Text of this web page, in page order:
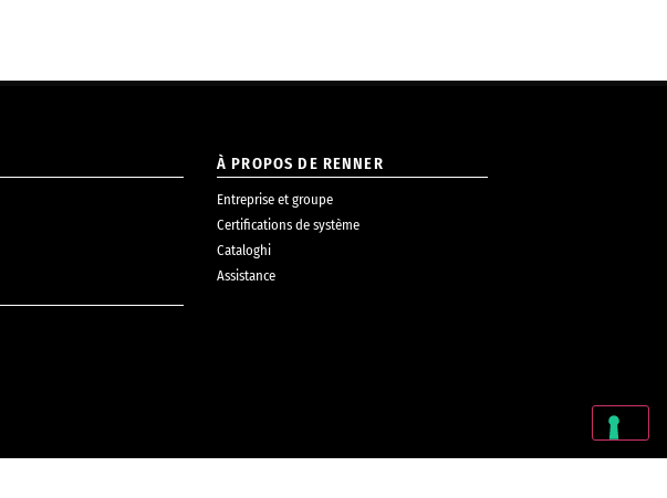
À PROPOS DE RENNER
Entreprise et groupe
Certifications de système
Cataloghi
Assistance